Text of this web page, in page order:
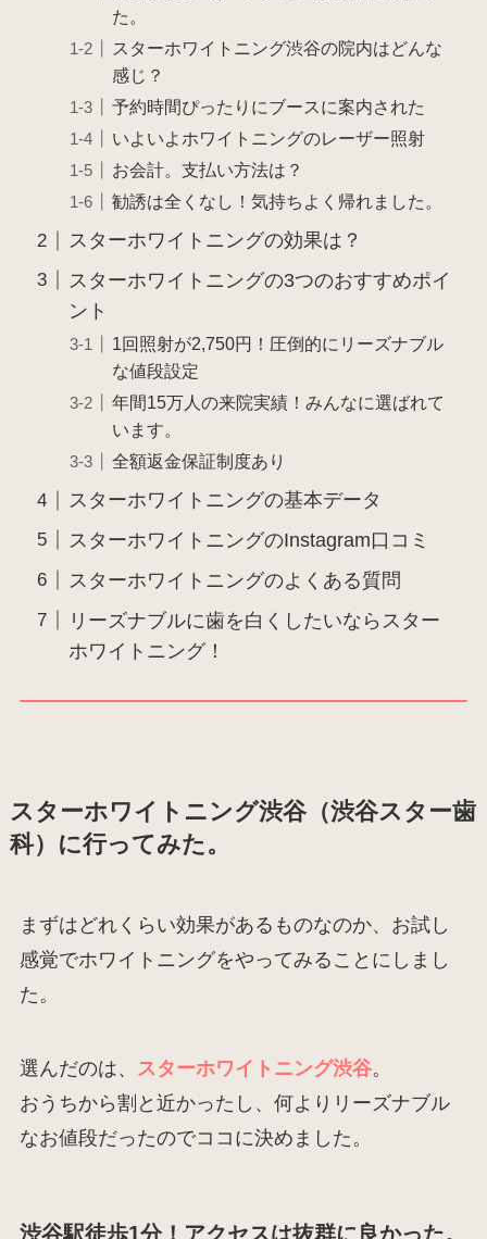
た。
スターホワイトニング渋谷の院内はどんな
感じ？
予約時間ぴったりにブースに案内された
いよいよホワイトニングのレーザー照射
お会計。支払い方法は？
勧誘は全くなし！気持ちよく帰れました。
スターホワイトニングの効果は？
スターホワイトニングの3つのおすすめポイ
ント
1回照射が2,750円！圧倒的にリーズナブル
な値段設定
年間15万人の来院実績！みんなに選ばれて
います。
全額返金保証制度あり
スターホワイトニングの基本データ
スターホワイトニングのInstagram口コミ
スターホワイトニングのよくある質問
リーズナブルに歯を白くしたいならスター
ホワイトニング！
スターホワイトニング渋谷（渋谷スター歯
科）に行ってみた。
まずはどれくらい効果があるものなのか、お試し
感覚でホワイトニングをやってみることにしまし
た。
選んだのは、 スターホワイトニング渋谷。
おうちから割と近かったし、何よりリーズナブル
なお値段だったのでココに決めました。
渋谷駅徒歩1分！アクセスは抜群に良かった。